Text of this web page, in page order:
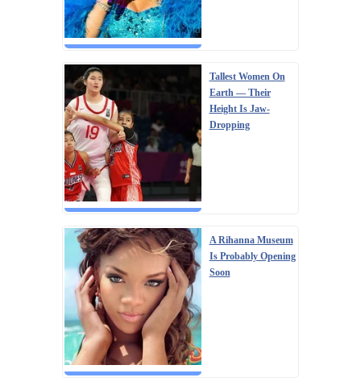
Tallest Women On
Earth — Their
Height Is Jaw-
Dropping
A Rihanna Museum
Is Probably Opening
Soon